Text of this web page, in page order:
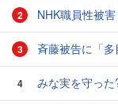
2 NHK職員性被
3 斉藤被告に「多
4 みな実を守っ